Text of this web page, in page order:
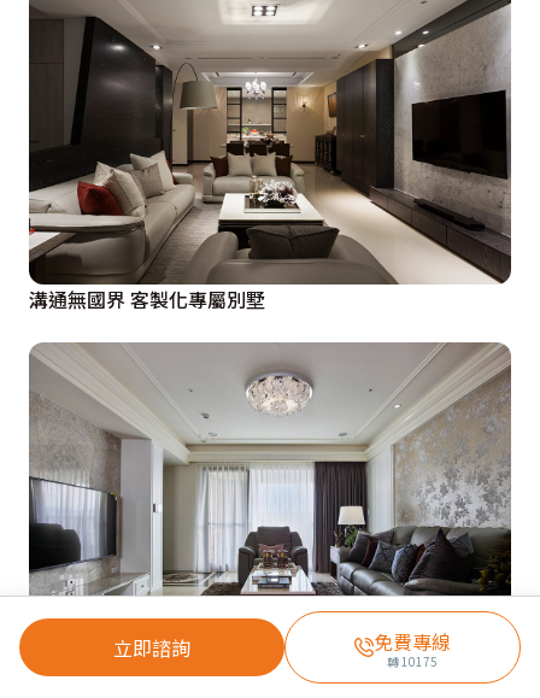
立即諮詢 免費專線
轉10175
溝通無國界 客製化專屬別墅